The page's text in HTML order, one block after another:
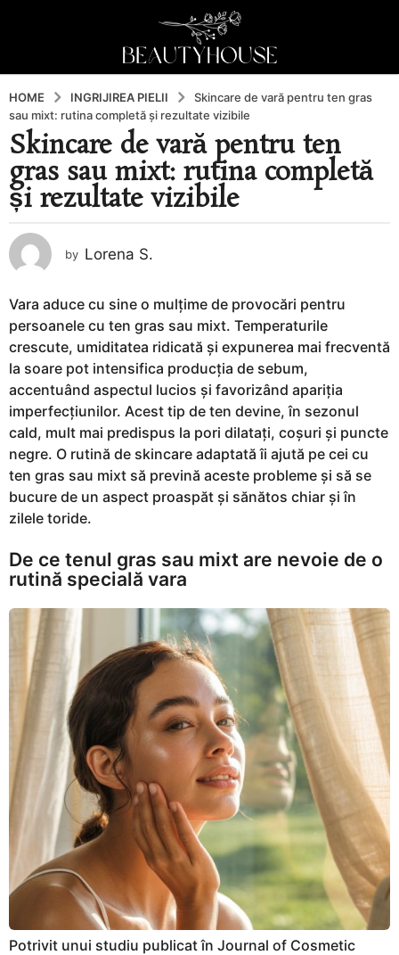
HOME INGRIJIREA PIELII
Skincare de vară pentru ten gras
sau mixt: rutina completă și rezultate vizibile
1
a
n
a
o
1
n
a
g
o
Skincare de vară pentru ten
gras sau mixt: rutina completă
și rezultate vizibile
by Lorena S.
Vara aduce cu sine o mulțime de provocări pentru
persoanele cu ten gras sau mixt. Temperaturile
crescute, umiditatea ridicată și expunerea mai frecventă
la soare pot intensifica producția de sebum,
accentuând aspectul lucios și favorizând apariția
imperfecțiunilor. Acest tip de ten devine, în sezonul
cald, mult mai predispus la pori dilatați, coșuri și puncte
negre. O rutină de skincare adaptată îi ajută pe cei cu
ten gras sau mixt să prevină aceste probleme și să se
bucure de un aspect proaspăt și sănătos chiar și în
zilele toride.
De ce tenul gras sau mixt are nevoie de o
rutină specială vara
Potrivit unui studiu publicat în Journal of Cosmetic